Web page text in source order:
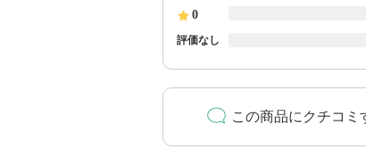
0
評価なし
この商品にクチコミ